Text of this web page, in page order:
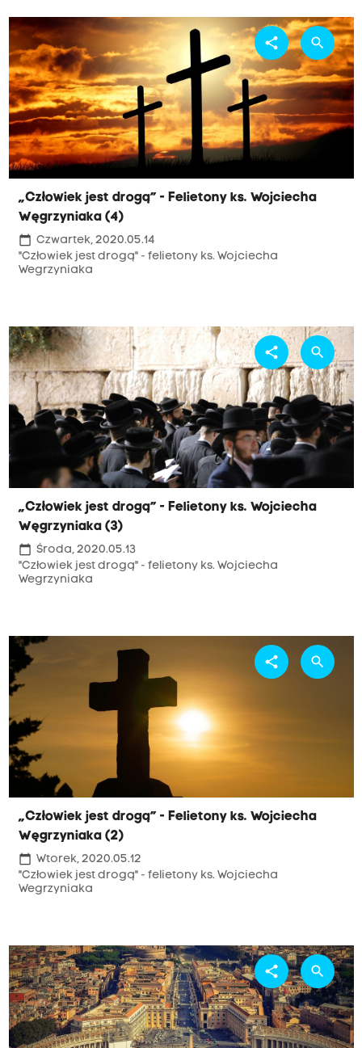
„Człowiek jest drogą” - Felietony ks. Wojciecha
Węgrzyniaka (4)
calendar_today Czwartek, 2020.05.14
"Człowiek jest drogą" - felietony ks. Wojciecha
Wegrzyniaka
share search
„Człowiek jest drogą” - Felietony ks. Wojciecha
Węgrzyniaka (3)
calendar_today Środa, 2020.05.13
"Człowiek jest drogą" - felietony ks. Wojciecha
Wegrzyniaka
share search
„Człowiek jest drogą” - Felietony ks. Wojciecha
Węgrzyniaka (2)
calendar_today Wtorek, 2020.05.12
"Człowiek jest drogą" - felietony ks. Wojciecha
Wegrzyniaka
share search
share search